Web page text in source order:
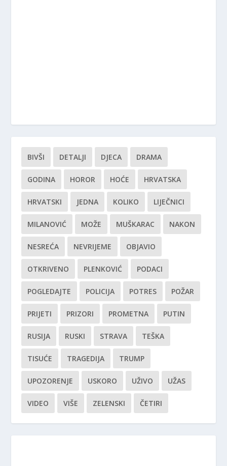
BIVŠI DETALJI DJECA DRAMA
GODINA HOROR HOĆE HRVATSKA
HRVATSKI JEDNA KOLIKO LIJEČNICI
MILANOVIĆ MOŽE MUŠKARAC NAKON
NESREĆA NEVRIJEME OBJAVIO
OTKRIVENO PLENKOVIĆ PODACI
POGLEDAJTE POLICIJA POTRES POŽAR
PRIJETI PRIZORI PROMETNA PUTIN
RUSIJA RUSKI STRAVA TEŠKA
TISUĆE TRAGEDIJA TRUMP
UPOZORENJE USKORO UŽIVO UŽAS
VIDEO VIŠE ZELENSKI ČETIRI